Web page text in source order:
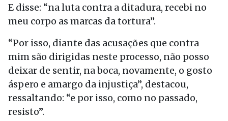
E disse: “na luta contra a ditadura, recebi no
meu corpo as marcas da tortura”.
“Por isso, diante das acusações que contra
mim são dirigidas neste processo, não posso
deixar de sentir, na boca, novamente, o gosto
áspero e amargo da injustiça”, destacou,
ressaltando: “e por isso, como no passado,
resisto”.